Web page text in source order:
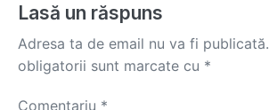
Lasă un răspuns
Adresa ta de email nu va fi publicată.
obligatorii sunt marcate cu *
Comentariu *